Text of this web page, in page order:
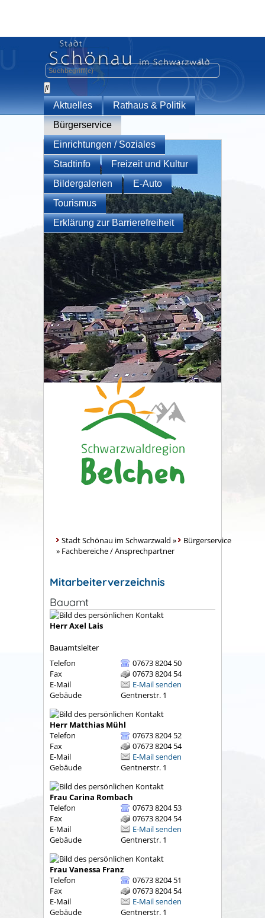
Aktuelles
Rathaus & Politik
Bürgerservice
Einrichtungen / Soziales
Stadtinfo
Freizeit und Kultur
Bildergalerien
E-Auto
Tourismus
Erklärung zur Barrierefreiheit
Stadt Schönau im Schwarzwald »
Bürgerservice
» Fachbereiche / Ansprechpartner
Mitarbeiterverzeichnis
Bauamt
HerrAxel Lais
Bauamtsleiter
Telefon
07673 8204 50
Fax
07673 8204 54
E-Mail
E-Mail senden
Gebäude
Gentnerstr. 1
Herr Matthias Mühl
Telefon
07673 8204 52
Fax
07673 8204 54
E-Mail
E-Mail senden
Gebäude
Gentnerstr. 1
Frau Carina Rombach
Telefon
07673 8204 53
Fax
07673 8204 54
E-Mail
E-Mail senden
Gebäude
Gentnerstr. 1
Frau Vanessa Franz
Telefon
07673 8204 51
Fax
07673 8204 54
E-Mail
E-Mail senden
Gebäude
Gentnerstr. 1